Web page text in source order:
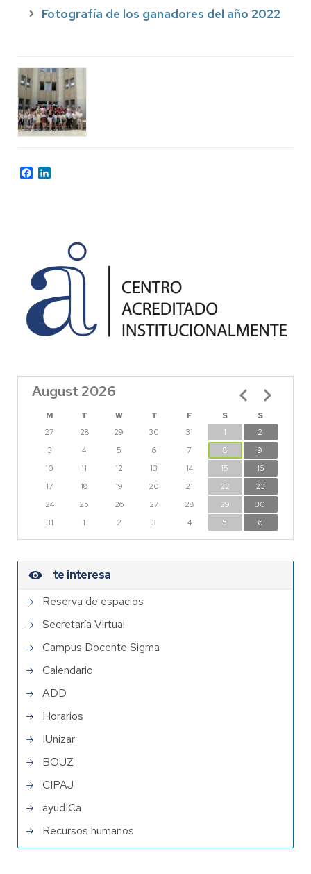
Fotografía de los ganadores del año 2022
Facebook
August 2026
M T W T F S
S
27
28 29 30 31 1
2
3
4 5 6 7 8
9
10
11 12 13 14 15
16
17
18 19 20 21 22
23
24
25 26 27 28 29
30
31
1 2 3 4 5 6
Pagination
te interesa
Reserva de espacios
Secretaría Virtual
Campus Docente Sigma
Calendario
ADD
Horarios
IUnizar
BOUZ
CIPAJ
ayudICa
Recursos humanos